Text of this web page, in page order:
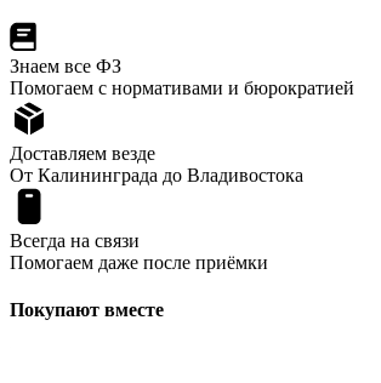
Знаем все ФЗ
Помогаем с нормативами и бюрократией
Доставляем везде
От Калининграда до Владивостока
Всегда на связи
Помогаем даже после приёмки
Покупают вместе